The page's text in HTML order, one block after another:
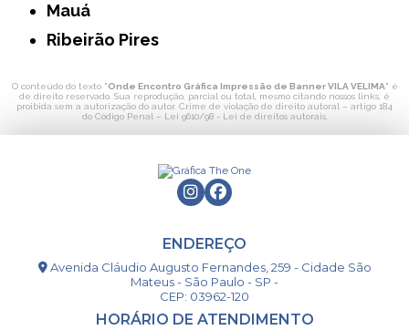
Mauá
Ribeirão Pires
O conteúdo do texto "Onde Encontro Gráfica Impressão de Banner VILA VELIMA" é
de direito reservado. Sua reprodução, parcial ou total, mesmo citando nossos links, é
proibida sem a autorização do autor. Crime de violação de direito autoral – artigo 184
do Código Penal – Lei 9610/98 - Lei de direitos autorais.
ENDEREÇO
Avenida Cláudio Augusto Fernandes, 259 - Cidade São
Mateus - São Paulo - SP -
CEP: 03962-120
HORÁRIO DE ATENDIMENTO